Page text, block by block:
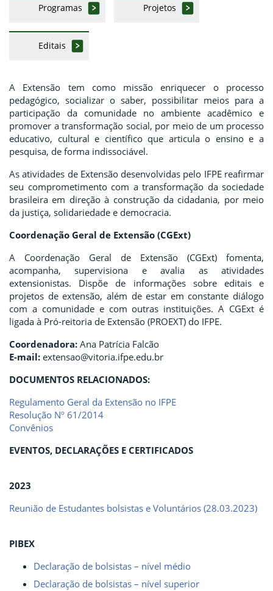
Programas Projetos
Editais
A Extensão tem como missão enriquecer o processo
pedagógico, socializar o saber, possibilitar meios para a
participação da comunidade no ambiente acadêmico e
promover a transformação social, por meio de um processo
educativo, cultural e científico que articula o ensino e a
pesquisa, de forma indissociável.
As atividades de Extensão desenvolvidas pelo IFPE reafirmar
seu comprometimento com a transformação da sociedade
brasileira em direção à construção da cidadania, por meio
da justiça, solidariedade e democracia.
Coordenação Geral de Extensão (CGExt)
A Coordenação Geral de Extensão (CGExt) fomenta,
acompanha, supervisiona e avalia as atividades
extensionistas. Dispõe de informações sobre editais e
projetos de extensão, além de estar em constante diálogo
com a comunidade e com outras instituições. A CGExt é
ligada à Pró-reitoria de Extensão (PROEXT) do IFPE.
Coordenadora: Ana Patrícia Falcão
E-mail: extensao@vitoria.ifpe.edu.br
DOCUMENTOS RELACIONADOS:
Regulamento Geral da Extensão no IFPE
Resolução Nº 61/2014
Convênios
EVENTOS, DECLARAÇÕES E CERTIFICADOS
2023
Reunião de Estudantes bolsistas e Voluntários (28.03.2023)
PIBEX
Declaração de bolsistas – nível médio
Declaração de bolsistas – nível superior